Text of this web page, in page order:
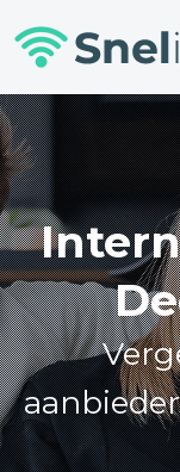
Skip
to
content